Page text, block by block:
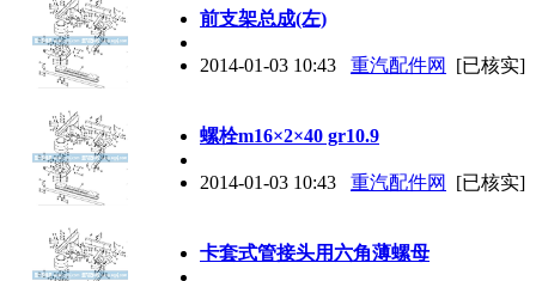
前支架总成(左)
2014-01-03 10:43 重汽配件网 [已核实]
螺栓m16×2×40 gr10.9
2014-01-03 10:43 重汽配件网 [已核实]
卡套式管接头用六角薄螺母